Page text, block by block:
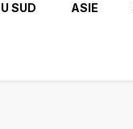
SUD ASIE